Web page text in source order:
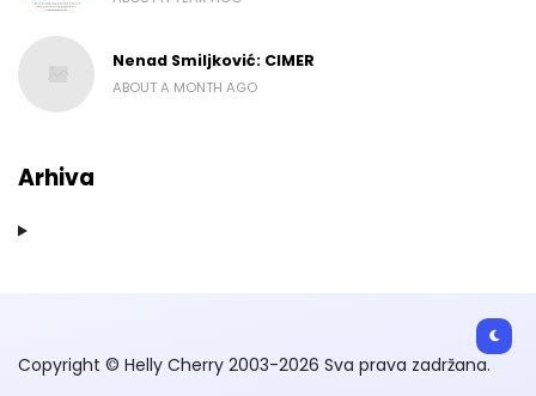
Nenad Smiljković: CIMER
ABOUT A MONTH AGO
Arhiva
Copyright © Helly Cherry 2003-2026 Sva prava zadržana.